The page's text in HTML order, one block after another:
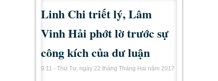
Linh Chi triết lý, Lâm
Vinh Hải phớt lờ trước sự
công kích của dư luận
9:11 - Thứ Tư, ngày 22 tháng Tháng Hai năm 2017